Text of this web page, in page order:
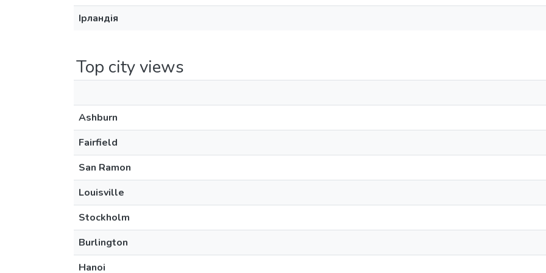
Ірландія
Top city views
Ashburn
Fairfield
San Ramon
Louisville
Stockholm
Burlington
Hanoi